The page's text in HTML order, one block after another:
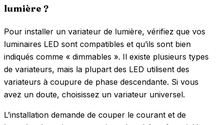
lumière ?
Pour installer un variateur de lumière, vérifiez que vos
luminaires LED sont compatibles et qu’ils sont bien
indiqués comme « dimmables ». Il existe plusieurs types
de variateurs, mais la plupart des LED utilisent des
variateurs à coupure de phase descendante. Si vous
avez un doute, choisissez un variateur universel.
L’installation demande de couper le courant et de